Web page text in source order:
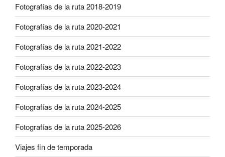
Fotografías de la ruta 2018-2019
Fotografías de la ruta 2020-2021
Fotografías de la ruta 2021-2022
Fotografías de la ruta 2022-2023
Fotografías de la ruta 2023-2024
Fotografías de la ruta 2024-2025
Fotografías de la ruta 2025-2026
Viajes fin de temporada